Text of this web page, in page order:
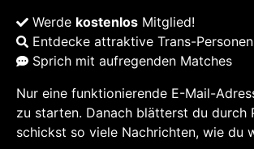
Werde kostenlos Mitglied!
Entdecke attraktive Trans-
Sprich mit aufregenden Matches
Nur eine funktionierende E-Mail-
zu starten. Danach blätterst du durch
schickst so viele Nachrichten, wie du